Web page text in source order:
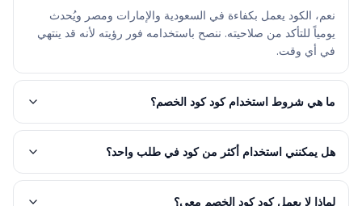
نعم، الكود يعمل بكفاءة في السعودية والإمارات ومصر ويُحدث
يومياً للتأكد من صلاحيته. ننصح باستخدامه فور رؤيته لأنه قد ينتهي
في أي وقت.
ما هي شروط استخدام كود كود الخصم؟
هل يمكنني استخدام أكثر من كود في طلب واحد؟
لماذا لا يعمل كود كود الخصم معي؟